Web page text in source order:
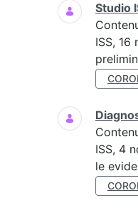
Studio
ISS,
ISS, 4
le